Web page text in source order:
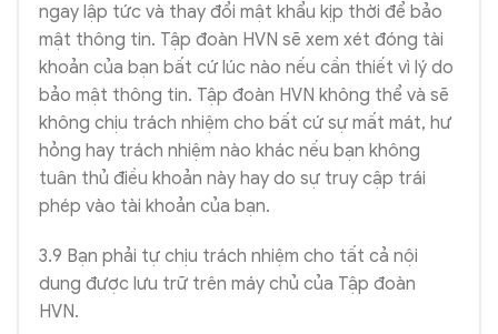
ngay lập tức và thay đổi mật khẩu kịp thời để bảo
mật thông tin. Tập đoàn HVN sẽ xem xét đóng tài
khoản của bạn bất cứ lúc nào nếu cần thiết vì lý do
bảo mật thông tin. Tập đoàn HVN không thể và sẽ
không chịu trách nhiệm cho bất cứ sự mất mát, hư
hỏng hay trách nhiệm nào khác nếu bạn không
tuân thủ điều khoản này hay do sự truy cập trái
phép vào tài khoản của bạn.
3.9 Bạn phải tự chịu trách nhiệm cho tất cả nội
dung được lưu trữ trên máy chủ của Tập đoàn
HVN.